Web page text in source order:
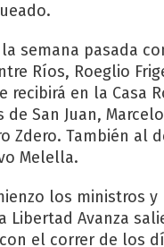
semana pasada
Ríos, Roeglio
recibirá en la Casa
San Juan,
Zdero. También al
Melella.
los ministros y
Libertad Avanza
el correr de los